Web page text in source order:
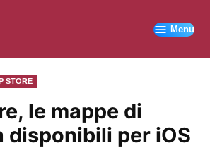
Menu
STORE
le mappe di
disponibili per iOS